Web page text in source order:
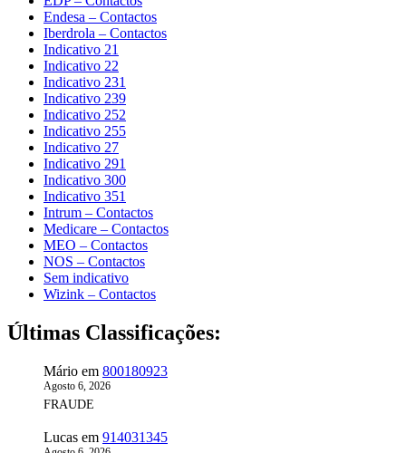
Endesa – Contactos
Iberdrola – Contactos
Indicativo 21
Indicativo 22
Indicativo 231
Indicativo 239
Indicativo 252
Indicativo 255
Indicativo 27
Indicativo 291
Indicativo 300
Indicativo 351
Intrum – Contactos
Medicare – Contactos
MEO – Contactos
NOS – Contactos
Sem indicativo
Wizink – Contactos
Últimas Classificações:
Mário em 800180923
Agosto 6, 2026
FRAUDE
Lucas em 914031345